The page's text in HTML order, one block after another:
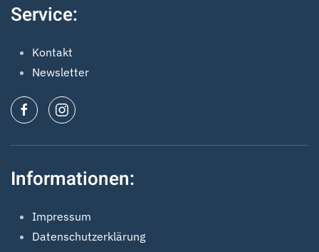
Service:
Kontakt
Newsletter
Informationen:
Impressum
Datenschutzerklärung